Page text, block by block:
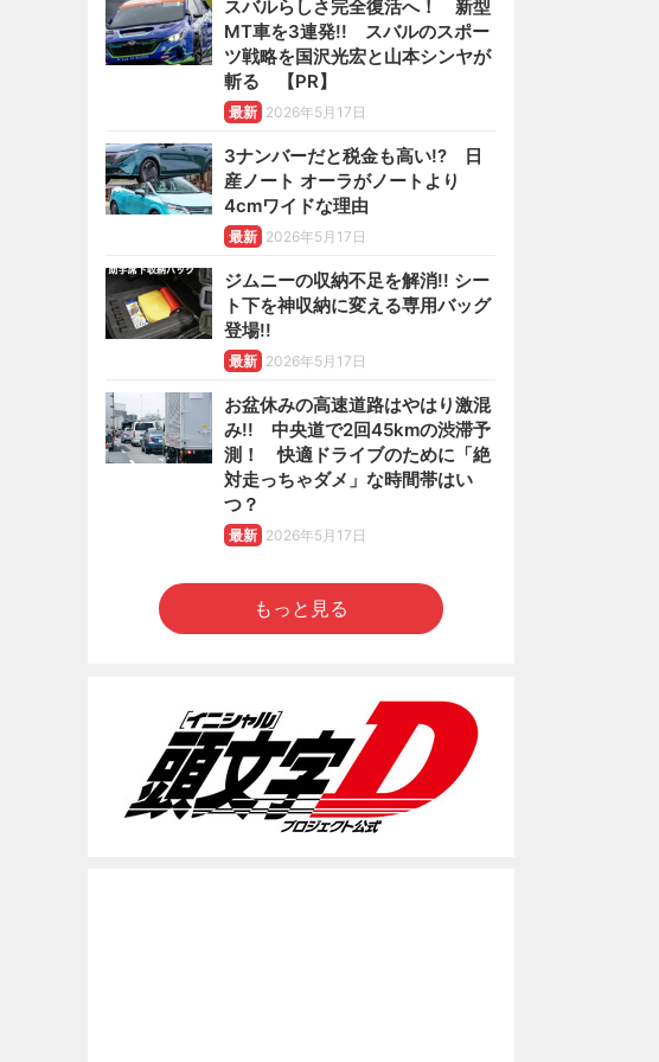
スバルらしさ完全復活へ！ 新型
MT車を3連発!! スバルのスポー
ツ戦略を国沢光宏と山本シンヤが
斬る 【PR】
最新 2026年5月17日
3ナンバーだと税金も高い!? 日
産ノート オーラがノートより
4cmワイドな理由
最新 2026年5月17日
ジムニーの収納不足を解消!! シー
ト下を神収納に変える専用バッグ
登場!!
最新 2026年5月17日
お盆休みの高速道路はやはり激混
み!! 中央道で2回45kmの渋滞予
測！ 快適ドライブのために「絶
対走っちゃダメ」な時間帯はい
つ？
最新 2026年5月17日
もっと見る